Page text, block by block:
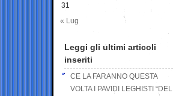
31
« Lug
Leggi gli ultimi articoli
inseriti
CE LA FARANNO QUESTA
VOLTA I PAVIDI LEGHISTI “DEL